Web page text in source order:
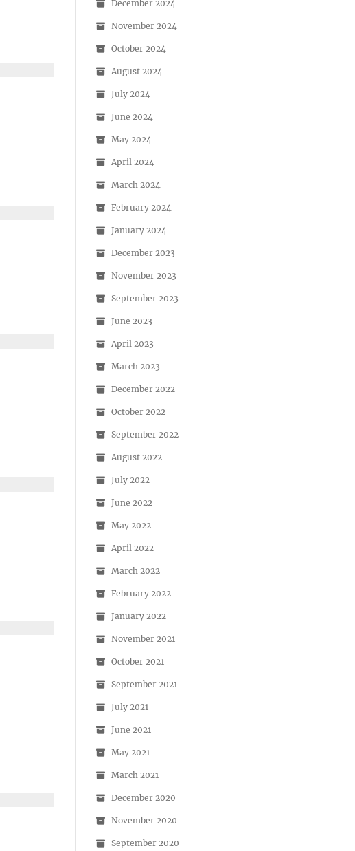
December 2024
November 2024
October 2024
August 2024
July 2024
June 2024
May 2024
April 2024
March 2024
February 2024
January 2024
December 2023
November 2023
September 2023
June 2023
April 2023
March 2023
December 2022
October 2022
September 2022
August 2022
July 2022
June 2022
May 2022
April 2022
March 2022
February 2022
January 2022
November 2021
October 2021
September 2021
July 2021
June 2021
May 2021
March 2021
December 2020
November 2020
September 2020